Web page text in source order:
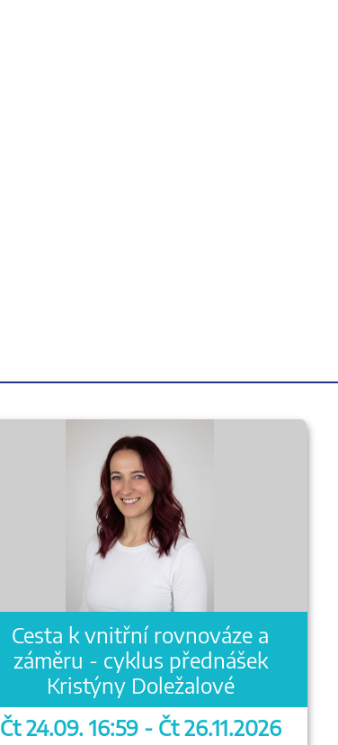
Cesta k vnitřní rovnováze a
záměru - cyklus přednášek
Kristýny Doležalové
Čt 24.09. 16:59 - Čt 26.11.2026